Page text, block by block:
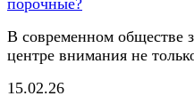
В современном обществе
центре внимания не
15.02.26